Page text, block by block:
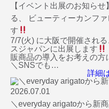
【イベント出展のお知ら
る、 ビューティーカンフ
す
7/7(火) に大阪で開催され
スジャパンに出展します
販商品の導入をお考えの方
＼SNSでも…
詳細
2026.07.01
＼everyday arigatoから新